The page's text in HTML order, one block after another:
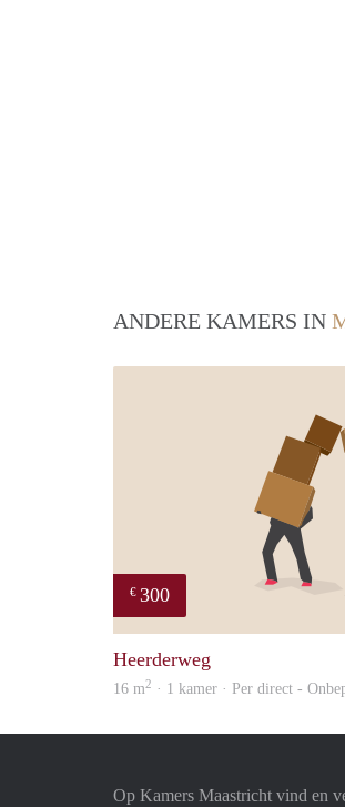
ANDERE KAMERS IN
€ 300
Heerderweg
16 m2 · 1 kamer · Per direct -
Op Kamers Maastricht vind en